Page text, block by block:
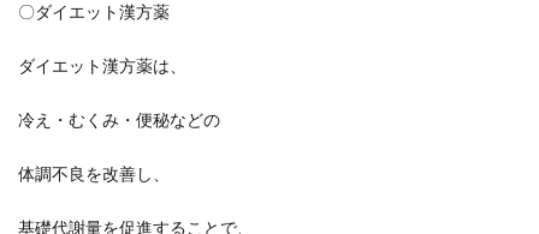
〇ダイエット漢方薬
ダイエット漢方薬は、
冷え・むくみ・便秘などの
体調不良を改善し、
基礎代謝量を促進することで、